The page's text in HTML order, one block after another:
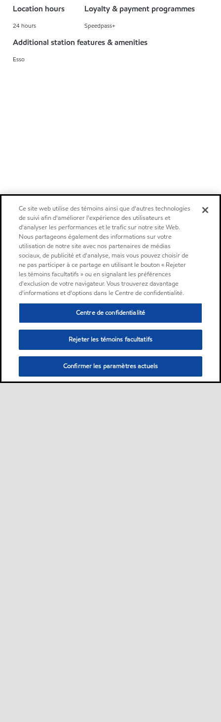
Location hours
24 hours
Loyalty & payment programmes
Speedpass+
Additional station features & amenities
Esso
Ce site web utilise des témoins ainsi que d'autres technologies
de suivi afin d'améliorer l'expérience des utilisateurs et
d'analyser les performances et le trafic sur notre site Web.
Nous partageons également des informations sur votre
utilisation de notre site avec nos partenaires de médias
sociaux, de publicité et d'analyse, mais vous pouvez choisir de
ne pas participer à ce partage en utilisant le bouton « Rejeter
les témoins facultatifs » ou en signalant les préférences
d'exclusion de votre navigateur. Vous trouverez davantage
d'informations et d'options dans le Centre de confidentialité.
Centre de confidentialité
Rejeter les témoins facultatifs
Confirmer les paramètres actuels